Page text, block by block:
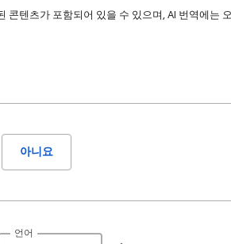
콘텐츠가 포함되어 있을 수 있으며, AI 번역에는
아니요
언어